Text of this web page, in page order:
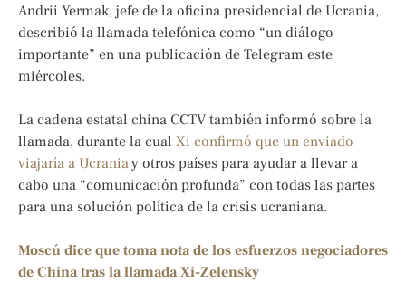
Andrii Yermak, jefe de la oficina presidencial de Ucrania,
describió la llamada telefónica como “un diálogo
importante” en una publicación de Telegram este
miércoles.
La cadena estatal china CCTV también informó sobre la
llamada, durante la cual Xi confirmó que un enviado
viajaría a Ucraniay otros países para ayudar a llevar a
cabo una “comunicación profunda” con todas las partes
para una solución política de la crisis ucraniana.
Moscú dice que toma nota de los esfuerzos negociadores
de China tras la llamada Xi-Zelensky